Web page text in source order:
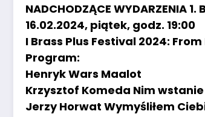
NADCHODZĄCE WYDARZENIA 1.
16.02.2024, piątek, godz. 19:00
I Brass Plus Festival 2024:
Program:
Henryk Wars Maalot
Krzysztof Komeda Nim
Jerzy Horwat Wymyśliłem